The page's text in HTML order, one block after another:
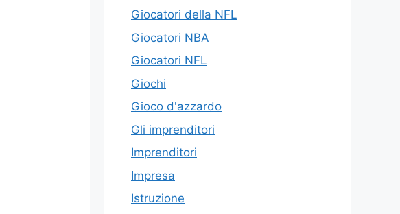
Giocatori della NFL
Giocatori NBA
Giocatori NFL
Giochi
Gioco d'azzardo
Gli imprenditori
Imprenditori
Impresa
Istruzione